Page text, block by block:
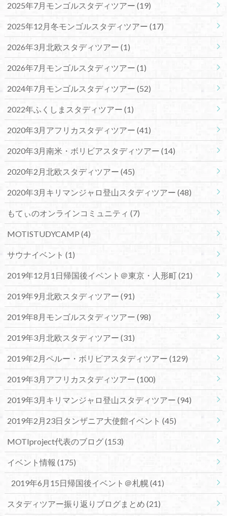
2025年7月モンゴルスタディツアー (19)
2025年12月冬モンゴルスタディツアー (17)
2026年3月北欧スタディツアー (1)
2026年7月モンゴルスタディツアー (1)
2024年7月モンゴルスタディツアー (52)
2022年ふくしまスタディツアー (1)
2020年3月アフリカスタディツアー (41)
2020年3月南米・ボリビアスタディツアー (14)
2020年2月北欧スタディツアー (45)
2020年3月キリマンジャロ登山スタディツアー (48)
もてぃのオンラインコミュニティ (7)
MOTISTUDYCAMP (4)
サウナイベント (1)
2019年12月1日帰国後イベント＠東京・人形町(21)
2019年9月北欧スタディツアー (91)
2019年8月モンゴルスタディツアー (98)
2019年3月北欧スタディツアー (31)
2019年2月ペルー・ボリビアスタディツアー (129)
2019年3月アフリカスタディツアー (100)
2019年3月キリマンジャロ登山スタディツアー (94)
2019年2月23日タンザニア大使館イベント (45)
MOTIproject代表のブログ(153)
イベント情報 (175)
2019年6月15日帰国後イベント＠札幌(41)
スタディツアー振り返りブログまとめ (21)